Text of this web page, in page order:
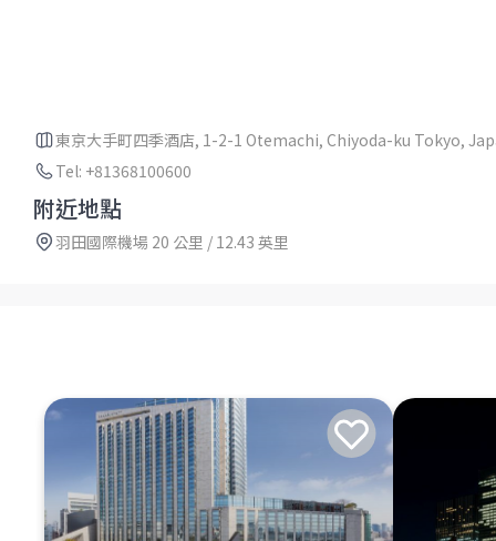
東京大手町四季酒店, 1-2-1 Otemachi, Chiyoda-ku Tokyo,
Tel: +81368100600
附近地點
羽田國際機場 20 公里 / 12.43 英里